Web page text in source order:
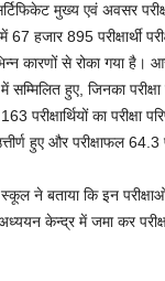
मुख्य एवं अवसर
हजार 895 परीक्षार्थी
कारणों से रोका गया
सम्मिलित हुए, जिनका
का परीक्षा
हुए और परीक्षाफल
ने बताया कि इन
केन्द्र में जमा कर